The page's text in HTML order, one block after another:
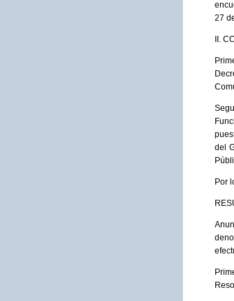
27
II.
del
Por